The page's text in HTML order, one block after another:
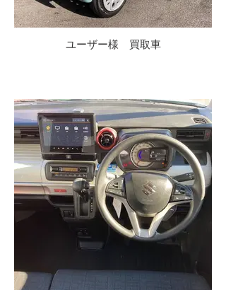
ユーザー様 買取車